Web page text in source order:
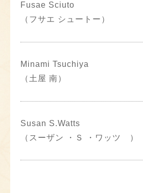
Fusae Sciuto
（フサエ シュートー）
Minami Tsuchiya
（土屋 南）
Susan S.Watts
（スーザン ・Ｓ ・ワッツ ）